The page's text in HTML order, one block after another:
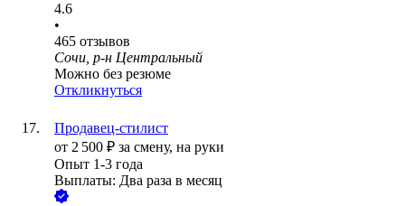
4.6
•
465 отзывов
Сочи, р-н Центральный
Можно без резюме
Откликнуться
Продавец-стилист
от 2 500 ₽ за смену, на руки
Опыт 1-3 года
Выплаты: Два раза в месяц